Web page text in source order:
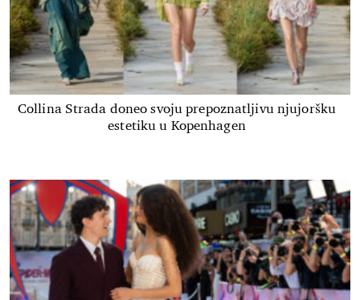
Collina Strada doneo svoju prepoznatljivu njujoršku
estetiku u Kopenhagen